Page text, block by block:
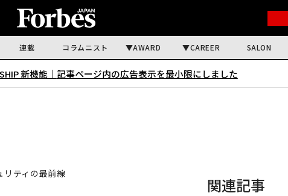
連載 コラムニスト AWARD CAREER SALON
新機能｜ 記事ページ内の広告表示を最小限にしました
リティの最前線
関連記事